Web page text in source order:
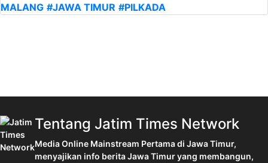
MALANG #JAWA TIMUR #PILKADA
Tentang Jatim Times Network
Media Online Mainstream Pertama di Jawa Timur,
menyajikan info berita Jawa Timur yang membangun,